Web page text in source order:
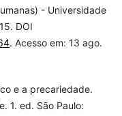
- Universidade
DOI
. Acesso em: 13 ago.
e a precariedade.
1. ed. São Paulo: